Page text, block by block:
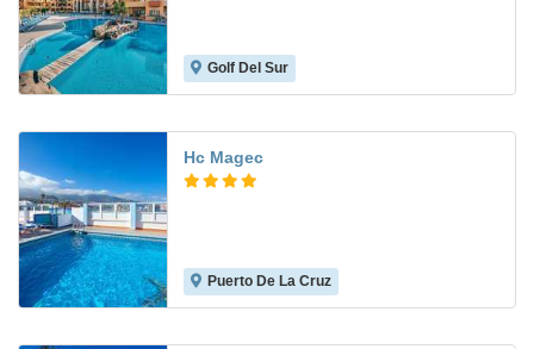
Golf Del Sur
Hc Magec
Puerto De La Cruz